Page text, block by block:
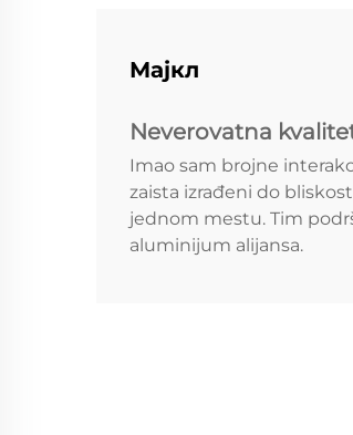
Мајкл
Neverovatna
Imao sam brojne
zaista izrađeni do
jednom mestu. Tim
aluminijum alijansa.